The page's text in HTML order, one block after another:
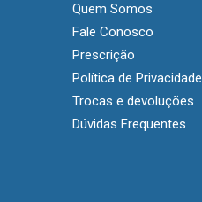
Quem Somos
Fale Conosco
Prescrição
Política de Privacidade
Trocas e devoluções
Dúvidas Frequentes